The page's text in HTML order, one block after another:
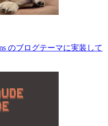
のブログテーマに実装して